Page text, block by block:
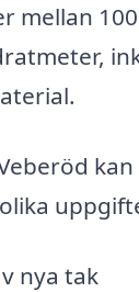
mellan
nya tak